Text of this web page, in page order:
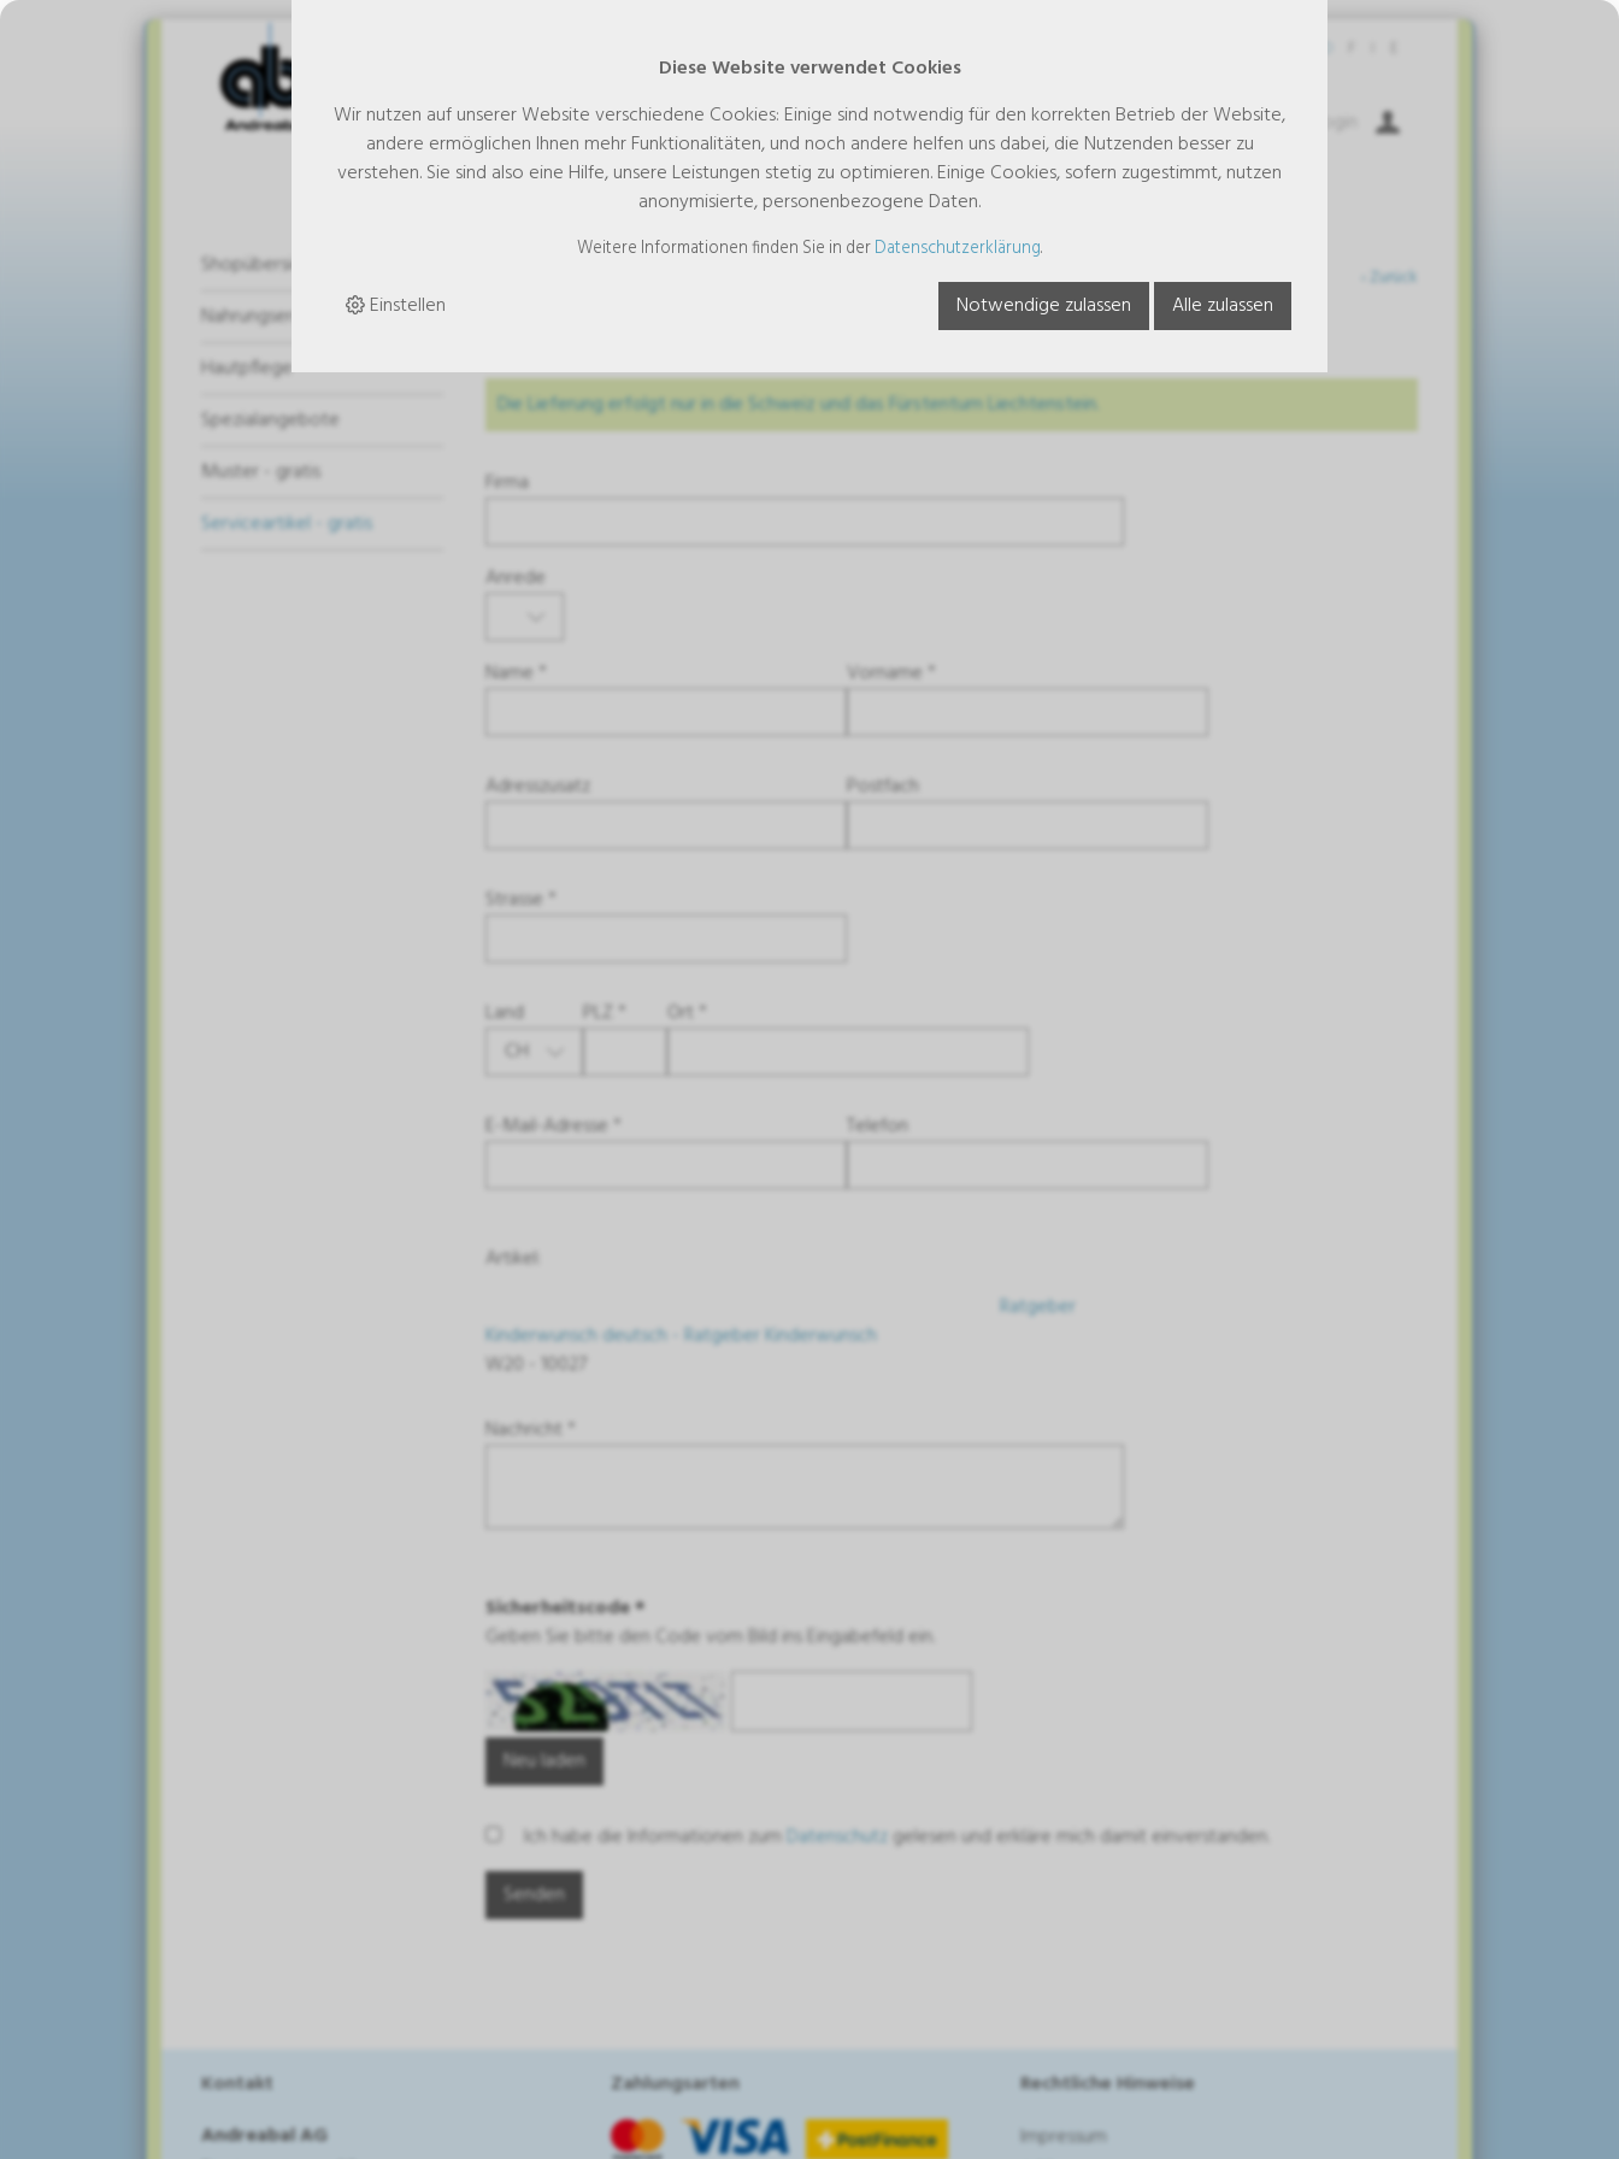
Warenkorb
Shopübersicht
Nahrungsergänzung
Hautpflege
Spezialangebote
Muster - gratis
Serviceartikel - gratis
‹ Zurück
Bestellen Sie für Ihre Praxis mehrere
Muster/Serviceartikel mit diesem Formular
Die Lieferung erfolgt nur in die Schweiz und das Fürstentum Liechtenstein.
Firma
Anrede
Name * Vorname *
Adresszusatz Postfach
Strasse *
Land
CH
PLZ * Ort *
E-Mail-Adresse * Telefon
Artikel:
Ratgeber
Kinderwunsch deutsch - Ratgeber Kinderwunsch
W20 - 10027
Nachricht *
Sicherheitscode *
Geben Sie bitte den Code vom Bild ins Eingabefeld ein.
Neu laden
Ich habe die Informationen zum Datenschutz gelesen und erkläre mich damit einverstanden.
Kontakt
Andreabal AG
Zahlungsarten
Rechtliche Hinweise
Impressum
Diese Website verwendet Cookies
Wir nutzen auf unserer Website verschiedene Cookies: Einige sind notwendig für den korrekten Betrieb der Website,
andere ermöglichen Ihnen mehr Funktionalitäten, und noch andere helfen uns dabei, die Nutzenden besser zu
verstehen. Sie sind also eine Hilfe, unsere Leistungen stetig zu optimieren. Einige Cookies, sofern zugestimmt, nutzen
anonymisierte, personenbezogene Daten.
Weitere Informationen finden Sie in derDatenschutzerklärung.
Einstellen Notwendige zulassen Alle zulassen